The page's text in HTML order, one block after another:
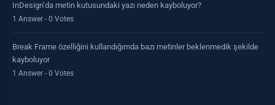
InDesign’da metin kutusundaki yazı neden kayboluyor?
1 Answer - 0 Votes
Break Frame özelliğini kullandığımda bazı metinler beklenmedik şekilde
kayboluyor
1 Answer - 0 Votes